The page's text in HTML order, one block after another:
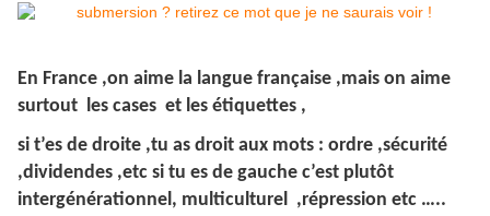
En France ,on aime la langue française ,mais on aime
surtout les cases et les étiquettes ,
si t’es de droite ,tu as droit aux mots : ordre ,sécurité
,dividendes ,etc si tu es de gauche c’est plutôt
intergénérationnel, multiculturel ,répression etc …..